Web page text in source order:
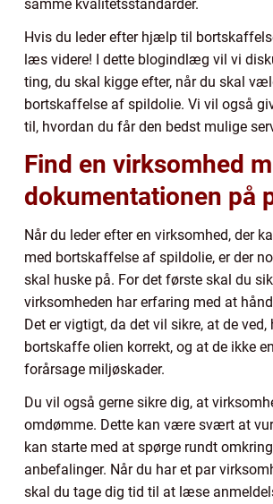
samme kvalitetsstandarder.
Hvis du leder efter hjælp til
læs videre! I dette blogindlæg vil vi
ting, du skal kigge efter, når du skal
bortskaffelse af spildolie. Vi vil også
til, hvordan du får den bedst mulige
Find en virksomhed
dokumentationen på
Når du leder efter en virksomhed, der
med bortskaffelse af spildolie, er der
skal huske på. For det første skal du
virksomheden har erfaring med at
Det er vigtigt, da det vil sikre, at de ved,
bortskaffe olien korrekt, og at de ikke
forårsage miljøskader.
Du vil også gerne sikre dig, at
omdømme. Dette kan være svært at
kan starte med at spørge rundt
anbefalinger. Når du har et par
skal du tage dig tid til at læse